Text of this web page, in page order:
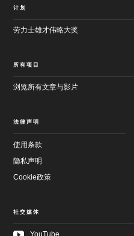
计划
劳力士雄才伟略大奖
所有项目
浏览所有文章与影片
法律声明
使用条款
隐私声明
Cookie政策
社交媒体
YouTube